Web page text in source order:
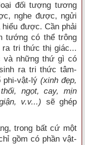
đối tượng tương
nghe được, ngửi
được. Cần phải
tướng có thể trông
tri thức thị giác...
và những thứ gì có
ra tri thức tâm-
phi-vật-lý (xinh đẹp,
ngọt, cay, mịn
v.v...) sẽ ghép
bất cứ một
gồm có phần vật-